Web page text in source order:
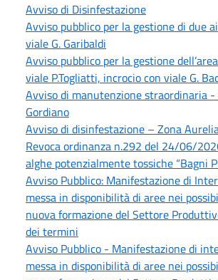
Avviso di Disinfestazione
Avviso pubblico per la gestione di due
viale G. Garibaldi
Avviso pubblico per la gestione
viale P.Togliatti, incrocio con viale G.
Avviso di manutenzione straordinaria -
Gordiano
Avviso di disinfestazione – Zona
Revoca ordinanza n.292 del 24/06/
alghe potenzialmente tossiche “Bagni
Avviso Pubblico: Manifestazione di
messa in disponibilità di aree nei
nuova formazione del Settore
dei termini
Avviso Pubblico - Manifestazione di
messa in disponibilità di aree nei